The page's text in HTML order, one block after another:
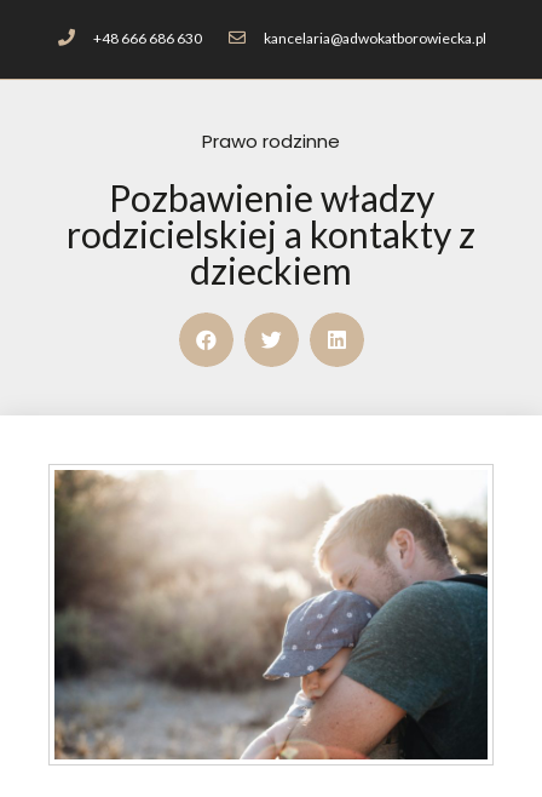
+48 666 686 630 kancelaria@adwokatborowiecka.pl
Prawo rodzinne
Pozbawienie władzy
rodzicielskiej a kontakty z
dzieckiem